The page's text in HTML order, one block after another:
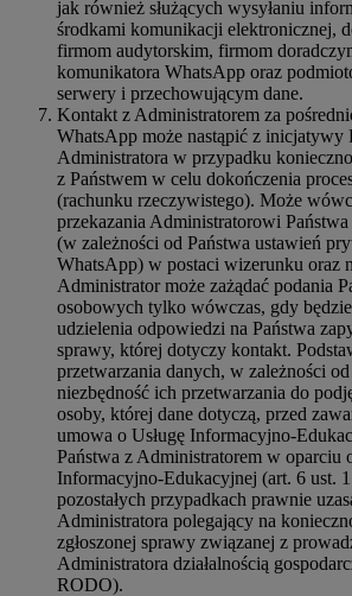
jak również służących wysyłaniu
środkami komunikacji elektronicznej,
firmom audytorskim, firmom
komunikatora WhatsApp oraz
serwery i przechowującym dane.
Kontakt z Administratorem za
WhatsApp może nastąpić z inicjatywy
Administratora w przypadku
z Państwem w celu dokończenia
(rachunku rzeczywistego). Może
przekazania Administratorowi
(w zależności od Państwa ustawień
WhatsApp) w postaci wizerunku oraz
Administrator może zażądać podania
osobowych tylko wówczas, gdy
udzielenia odpowiedzi na Państwa
sprawy, której dotyczy kontakt.
przetwarzania danych, w zależności
niezbędność ich przetwarzania do
osoby, której dane dotyczą, przed
umowa o Usługę Informacyjno-
Państwa z Administratorem w oparciu
Informacyjno-Edukacyjnej (art. 6 ust.
pozostałych przypadkach prawnie
Administratora polegający na
zgłoszonej sprawy związanej z
Administratora działalnością
RODO).